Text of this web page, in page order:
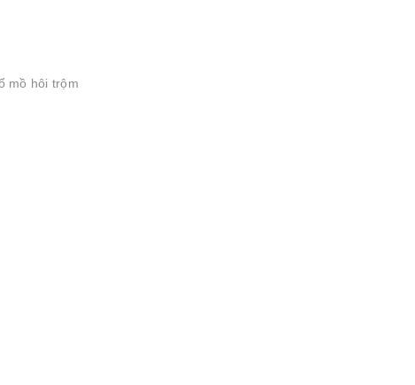
mồ hôi trộm